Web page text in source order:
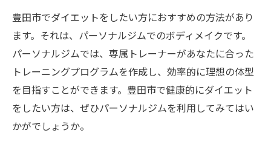
豊田市でダイエットをしたい方におすすめの方法があり
ます。それは、パーソナルジムでのボディメイクです。
パーソナルジムでは、専属トレーナーがあなたに合った
トレーニングプログラムを作成し、効率的に理想の体型
を目指すことができます。豊田市で健康的にダイエット
をしたい方は、ぜひパーソナルジムを利用してみてはい
かがでしょうか。